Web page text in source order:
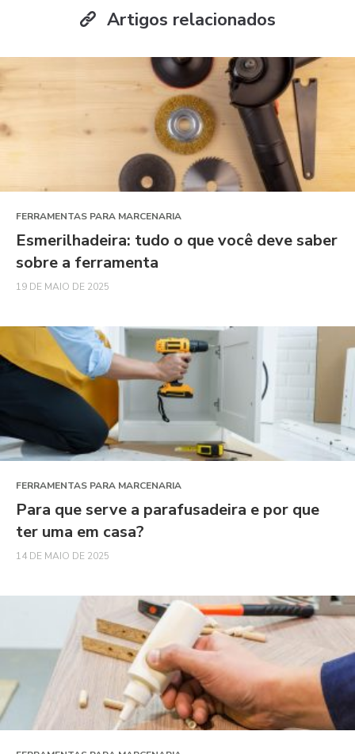
Artigos relacionados
FERRAMENTAS PARA MARCENARIA
Esmerilhadeira: tudo o que você deve saber
sobre a ferramenta
19 DE MAIO DE 2025
FERRAMENTAS PARA MARCENARIA
Para que serve a parafusadeira e por que
ter uma em casa?
14 DE MAIO DE 2025